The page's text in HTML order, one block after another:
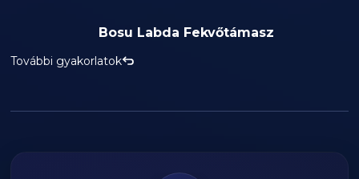
Bosu Labda Fekvőtámasz
További gyakorlatok